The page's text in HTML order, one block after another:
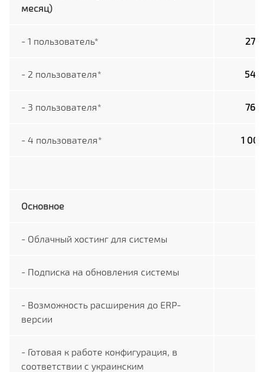
месяц)
- 1 пользователь* 276
- 2 пользователя* 540
- 3 пользователя* 760
- 4 пользователя* 1
Основное
- Облачный хостинг для системы
- Подписка на обновления системы
- Возможность расширения до ERP-
версии
- Готовая к работе конфигурация, в
соответствии с украинским